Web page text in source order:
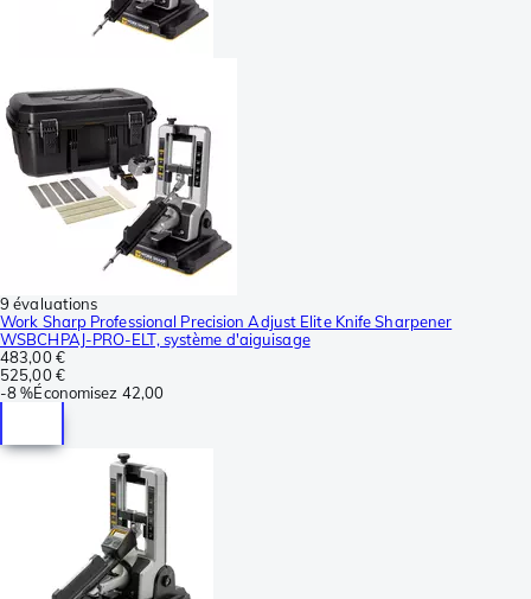
9 évaluations
Work Sharp Professional Precision Adjust Elite Knife Sharpener
WSBCHPAJ-PRO-ELT, système d'aiguisage
483,00 €
525,00 €
-8 %Économisez 42,00